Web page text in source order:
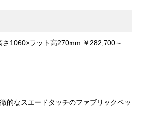
1060×フット高270mm ￥282,700～
的なスエードタッチのファブリックベッ